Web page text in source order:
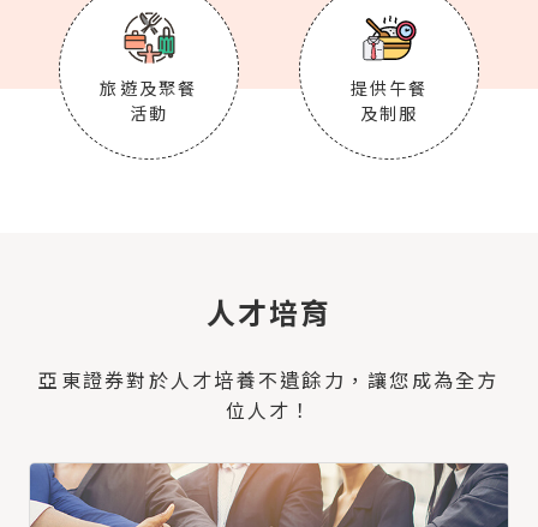
旅遊及聚餐
活動
提供午餐
及制服
人才培育
亞東證券對於人才培養不遺餘力，讓您成為全方
位人才！